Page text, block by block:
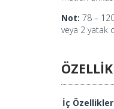
Not: 78 –
veya 2 yatak
İç Özellikler